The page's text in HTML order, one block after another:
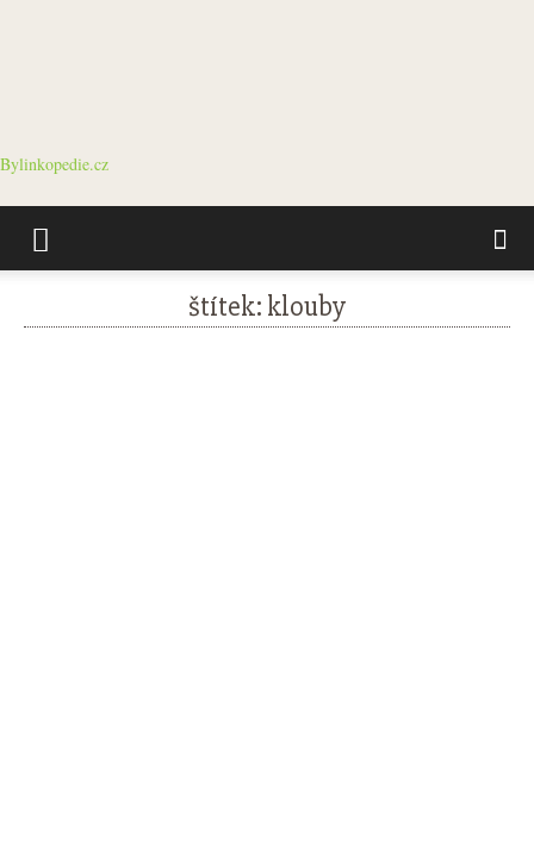
Bylinkopedie.cz
štítek: klouby